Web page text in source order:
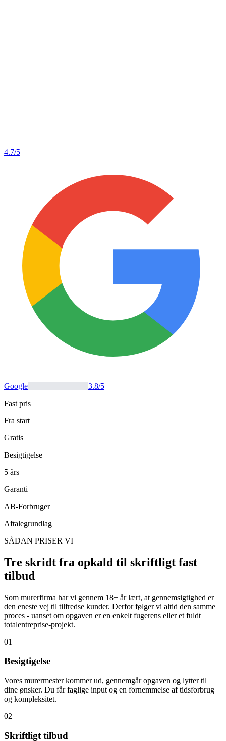
4.7/5
Google 3.8/5
Fast pris
Fra start
Gratis
Besigtigelse
5 års
Garanti
AB-Forbruger
Aftalegrundlag
SÅDAN PRISER VI
Tre skridt fra opkald til skriftligt fast
tilbud
Som murerfirma har vi gennem 18+ år lært, at gennemsigtighed er
den eneste vej til tilfredse kunder. Derfor følger vi altid den samme
proces - uanset om opgaven er en enkelt fugerens eller et fuldt
totalentreprise-projekt.
01
Besigtigelse
Vores murermester kommer ud, gennemgår opgaven og lytter til
dine ønsker. Du får faglige input og en fornemmelse af tidsforbrug
og kompleksitet.
02
Skriftligt tilbud